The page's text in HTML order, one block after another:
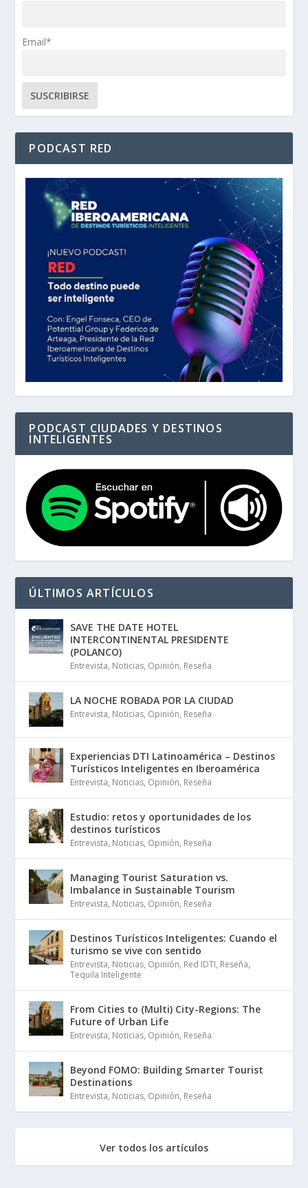
Email*
PODCAST RED
PODCAST CIUDADES Y DESTINOS
INTELIGENTES
ÚLTIMOS ARTÍCULOS
SAVE THE DATE HOTEL
INTERCONTINENTAL PRESIDENTE
(POLANCO)
Entrevista, Noticias, Opinión, Reseña
LA NOCHE ROBADA POR LA CIUDAD
Entrevista, Noticias, Opinión, Reseña
Experiencias DTI Latinoamérica – Destinos
Turísticos Inteligentes en Iberoamérica
Entrevista, Noticias, Opinión, Reseña
Estudio: retos y oportunidades de los
destinos turísticos
Entrevista, Noticias, Opinión, Reseña
Managing Tourist Saturation vs.
Imbalance in Sustainable Tourism
Entrevista, Noticias, Opinión, Reseña
Destinos Turísticos Inteligentes: Cuando el
turismo se vive con sentido
Entrevista, Noticias, Opinión, Red IDTI, Reseña,
Tequila Inteligente
From Cities to (Multi) City-Regions: The
Future of Urban Life
Entrevista, Noticias, Opinión, Reseña
Beyond FOMO: Building Smarter Tourist
Destinations
Entrevista, Noticias, Opinión, Reseña
Ver todos los artículos